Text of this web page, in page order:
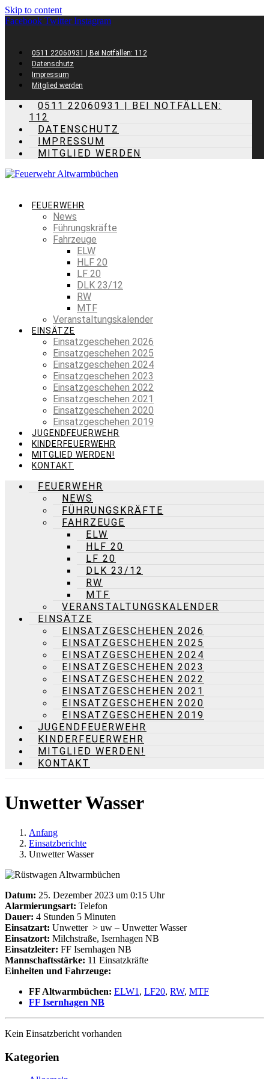
Skip to content
Facebook Twitter Instagram
0511 22060931 | Bei Notfällen: 112
Datenschutz
Impressum
Mitglied werden
0511 22060931 | BEI NOTFÄLLEN:
112
DATENSCHUTZ
IMPRESSUM
MITGLIED WERDEN
FEUERWEHR
News
Führungskräfte
Fahrzeuge
ELW
HLF 20
LF 20
DLK 23/12
RW
MTF
Veranstaltungskalender
EINSÄTZE
Einsatzgeschehen 2026
Einsatzgeschehen 2025
Einsatzgeschehen 2024
Einsatzgeschehen 2023
Einsatzgeschehen 2022
Einsatzgeschehen 2021
Einsatzgeschehen 2020
Einsatzgeschehen 2019
JUGENDFEUERWEHR
KINDERFEUERWEHR
MITGLIED WERDEN!
KONTAKT
FEUERWEHR
NEWS
FÜHRUNGSKRÄFTE
FAHRZEUGE
ELW
HLF 20
LF 20
DLK 23/12
RW
MTF
VERANSTALTUNGSKALENDER
EINSÄTZE
EINSATZGESCHEHEN 2026
EINSATZGESCHEHEN 2025
EINSATZGESCHEHEN 2024
EINSATZGESCHEHEN 2023
EINSATZGESCHEHEN 2022
EINSATZGESCHEHEN 2021
EINSATZGESCHEHEN 2020
EINSATZGESCHEHEN 2019
JUGENDFEUERWEHR
KINDERFEUERWEHR
MITGLIED WERDEN!
KONTAKT
Unwetter Wasser
Anfang
Einsatzberichte
Unwetter Wasser
Datum: 25. Dezember 2023 um 0:15 Uhr
Alarmierungsart: Telefon
Dauer: 4 Stunden 5 Minuten
Einsatzart: Unwetter > uw – Unwetter Wasser
Einsatzort: Milchstraße, Isernhagen NB
Einsatzleiter: FF Isernhagen NB
Mannschaftsstärke: 11 Einsatzkräfte
Einheiten und Fahrzeuge:
FF Altwarmbüchen: ELW1 , LF20, RW, MTF
FF Isernhagen NB
Kein Einsatzbericht vorhanden
Kategorien